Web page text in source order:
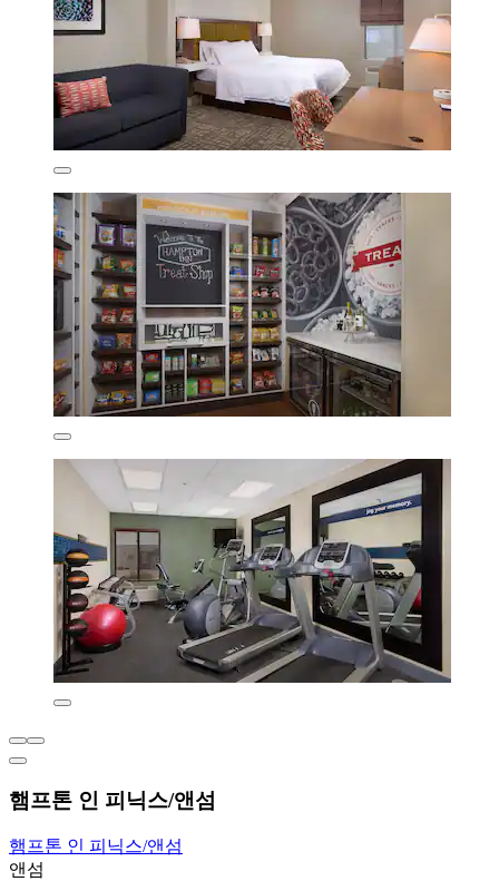
햄프톤 인 피닉스/앤섬
햄프톤 인 피닉스/앤섬
앤섬